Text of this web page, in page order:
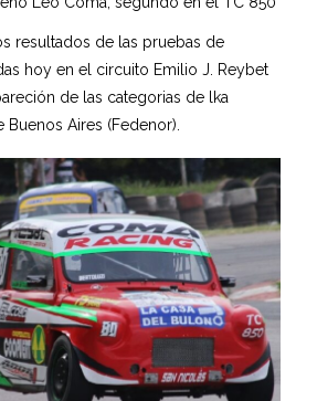
resultados de las pruebas de
hoy en el circuito Emilio J. Reybet
de las categorias de lka
Aires (Fedenor).